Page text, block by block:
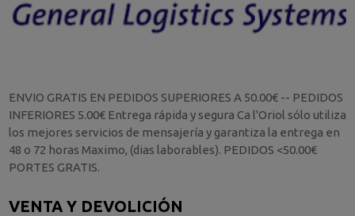
ENVIO GRATIS EN PEDIDOS SUPERIORES A 50.00€ -- PEDIDOS
INFERIORES 5.00€ Entrega rápida y segura Ca l'Oriol sólo utiliza
los mejores servicios de mensajería y garantiza la entrega en
48 o 72 horas Maximo, (dias laborables). PEDIDOS <50.00€
PORTES GRATIS.
VENTA Y DEVOLICIÓN